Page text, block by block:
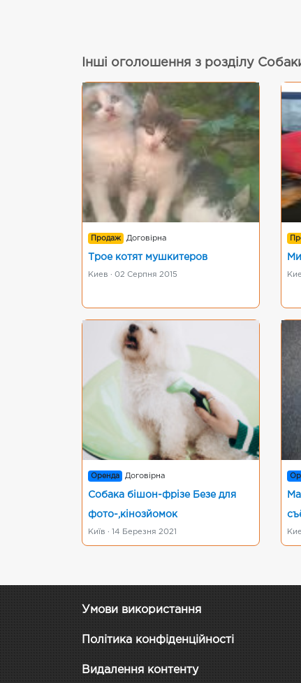
Інші оголошення з розділу
Продаж Договірна
Трое котят мушкитеров
Киев · 02 Серпня 2015
Оренда Договірна
Собака бішон-фрізе Безе для
фото-,кінозйомок
Київ · 14 Березня 2021
Умови використання
Політика конфіденційності
Видалення контенту